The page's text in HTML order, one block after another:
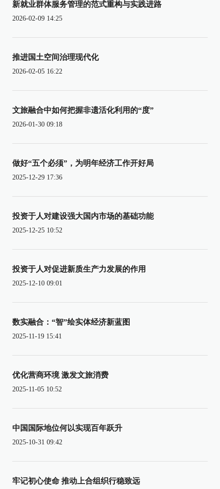
新就业群体服务管理的范式重构与实践进路
2026-02-09 14:25
推进国土空间治理现代化
2026-02-05 16:22
文旅融合中如何把握非遗活化利用的“度”
2026-01-30 09:18
做好“五个必须”，为明年经济工作开好局
2025-12-29 17:36
投资于人对建设强大国内市场的基础功能
2025-12-25 10:52
投资于人对促进新质生产力发展的作用
2025-12-10 09:01
数实融合：“智”绘实体经济新蓝图
2025-11-19 15:41
优化营商环境 激发文旅消费
2025-11-05 10:52
中国国际地位何以实现百年跃升
2025-10-31 09:42
牢记初心使命 推动上合组织行稳致远